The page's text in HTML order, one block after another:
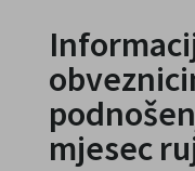
mjesec